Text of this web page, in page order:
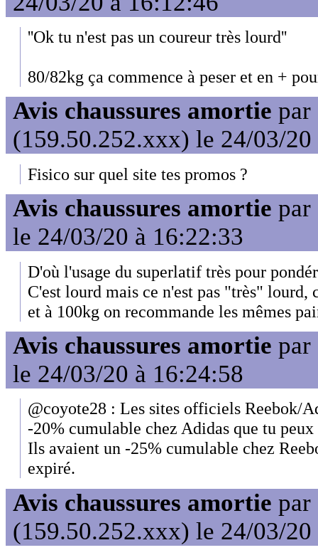
''Ok tu n'est pas un coureur très lourd''
80/82kg ça commence à peser et en +
Avis chaussures amortie par
(159.50.252.xxx) le 24/03/20
Fisico sur quel site tes promos ?
Avis chaussures amortie par
le 24/03/20 à 16:22:33
D'où l'usage du superlatif très pour
C'est lourd mais ce n'est pas "très" lourd,
et à 100kg on recommande les mêmes
Avis chaussures amortie par
le 24/03/20 à 16:24:58
@coyote28 : Les sites officiels Reebok/
-20% cumulable chez Adidas que tu
Ils avaient un -25% cumulable chez
expiré.
Avis chaussures amortie par
(159.50.252.xxx) le 24/03/20